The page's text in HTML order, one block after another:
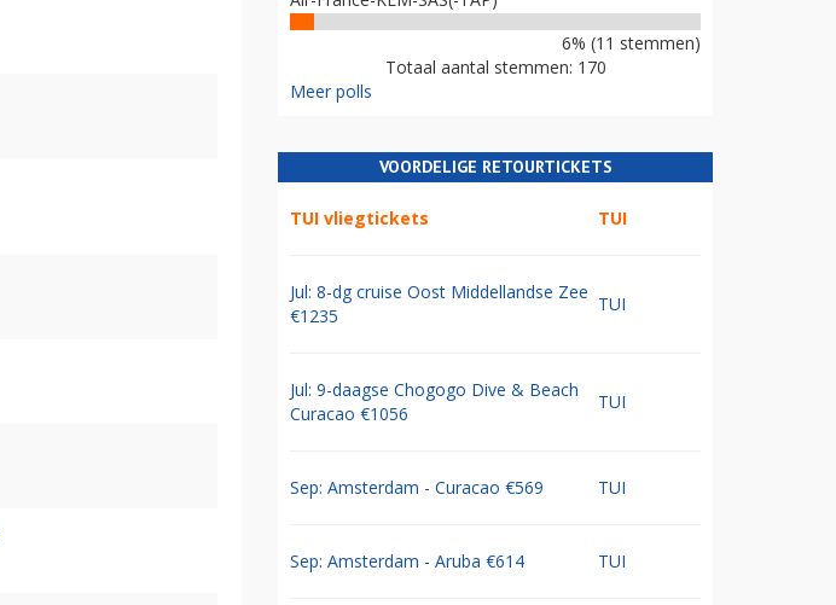
6% (11 stemmen)
Totaal aantal stemmen: 170
Meer polls
VOORDELIGE RETOURTICKETS
TUI vliegtickets TUI
Jul: 8-dg cruise Oost Middellandse Zee
€1235
TUI
Jul: 9-daagse Chogogo Dive & Beach
Curacao €1056
TUI
Sep: Amsterdam - Curacao €569 TUI
Sep: Amsterdam - Aruba €614 TUI